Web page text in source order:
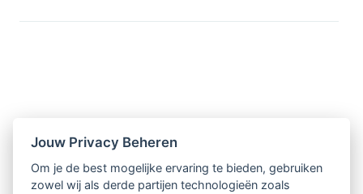
Nieuwsbrief
Ontvang 10 x per jaar de LVSC-
Jouw Privacy Beheren
Om je de best mogelijke ervaring te bieden, gebruiken
zowel wij als derde partijen technologieën zoals